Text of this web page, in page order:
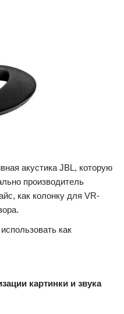
акустика JBL, которую
производитель
как колонку для VR-
как
картинки и звука